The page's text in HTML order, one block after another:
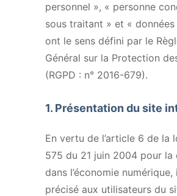
personnel », « personne
sous traitant » et « données
ont le sens défini par le
Général sur la Protection
(RGPD : n° 2016-679).
1. Présentation du site
En vertu de l’article 6 de la
575 du 21 juin 2004 pour la
dans l’économie numérique,
précisé aux utilisateurs du